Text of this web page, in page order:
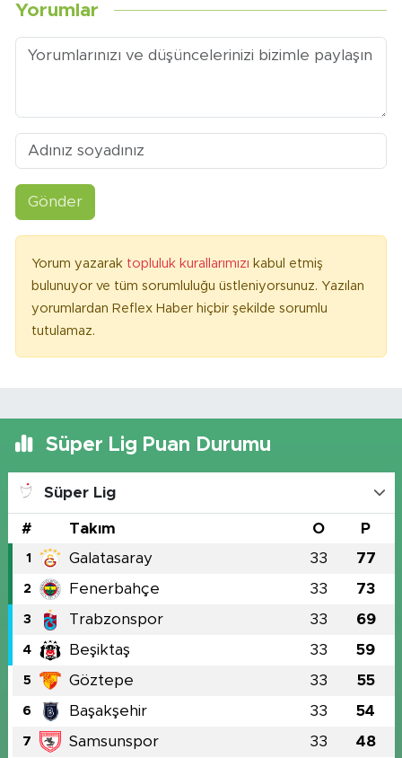
Yorumlar
Gönder
Yorum yazarak topluluk kurallarımızı kabul etmiş
bulunuyor ve tüm sorumluluğu üstleniyorsunuz. Yazılan
yorumlardan Reflex Haber hiçbir şekilde sorumlu
tutulamaz.
Süper Lig Puan Durumu
Süper Lig
# Takım O P
1 Galatasaray 33 77
2 Fenerbahçe 33 73
3 Trabzonspor 33 69
4 Beşiktaş 33 59
5 Göztepe 33 55
6 Başakşehir 33 54
7 Samsunspor 33 48